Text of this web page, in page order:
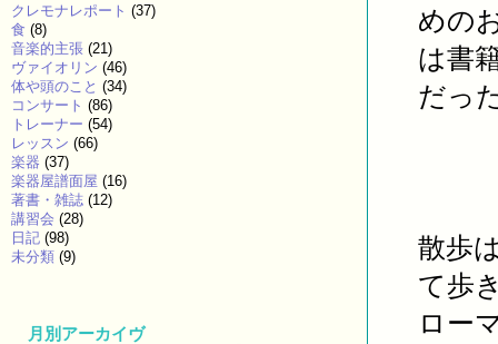
めの
は書
だっ
散歩
て歩
ロー
クレモナレポート (37)
食 (8)
音楽的主張 (21)
ヴァイオリン (46)
体や頭のこと (34)
コンサート (86)
トレーナー (54)
レッスン (66)
楽器 (37)
楽器屋譜面屋 (16)
著書・雑誌 (12)
講習会 (28)
日記 (98)
未分類 (9)
月別アーカイヴ